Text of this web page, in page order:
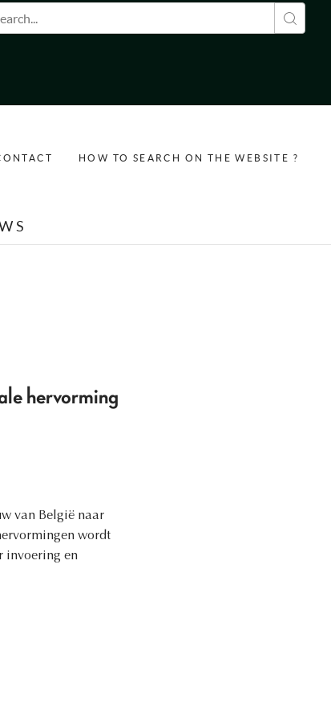
form
HOW TO SEARCH ON THE WEBSITE ?
hervorming
van België naar
wordt
invoering en